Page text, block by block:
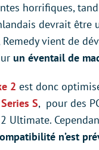
horrifiques,
devrait être
Remedy vient de
un éventail de
2 est donc
S, pour des
Ultimate.
n’est